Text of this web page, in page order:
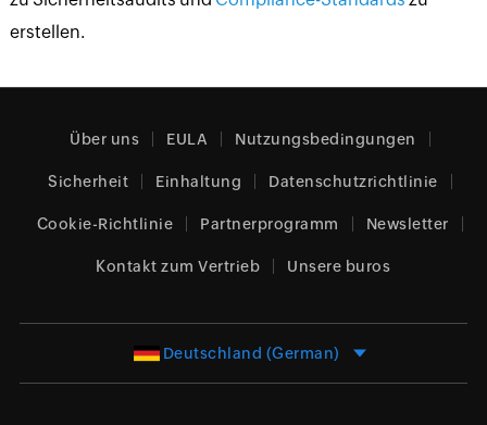
erstellen.
Über uns EULA Nutzungsbedingungen
Sicherheit Einhaltung Datenschutzrichtlinie
Cookie-Richtlinie Partnerprogramm Newsletter
Kontakt zum Vertrieb Unsere buros
Deutschland (German)